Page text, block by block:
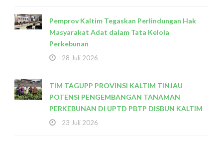
Pemprov Kaltim Tegaskan Perlindungan Hak
Masyarakat Adat dalam Tata Kelola
Perkebunan
28 Juli 2026
TIM TAGUPP PROVINSI KALTIM TINJAU
POTENSI PENGEMBANGAN TANAMAN
PERKEBUNAN DI UPTD PBTP DISBUN KALTIM
23 Juli 2026